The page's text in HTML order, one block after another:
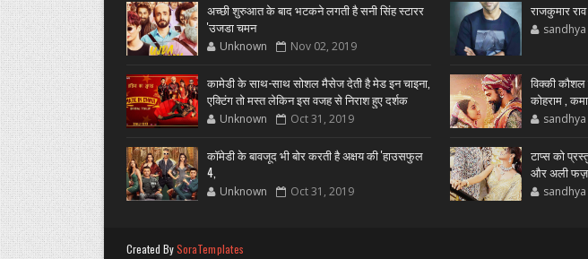
अच्छी शुरुआत के बाद भटकने लगती है सनी सिंह स्टारर
'उजडा चमन
Unknown Nov 02, 2019
कामेडी के साथ-साथ सोशल मैसेज देती है मेड इन चाइना,
एक्टिंग तो मस्त लेकिन इस वजह से निराश हुए दर्शक
Unknown Oct 31, 2019
कॉमेडी के बावजूद भी बोर करती है अक्षय की 'हाउसफुल
4,
Unknown Oct 31, 2019
राजकुमार
विक्की
कोहराम ,
टाप्स को
और अली
Created BySoraTemplates